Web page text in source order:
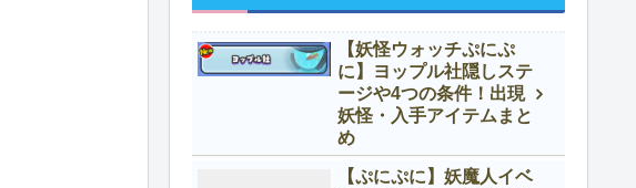
【妖怪ウォッチぷにぷ
に】ヨップル社隠しステ
ージや4つの条件！出現
妖怪・入手アイテムまと
め
【ぷにぷに】妖魔人イベ